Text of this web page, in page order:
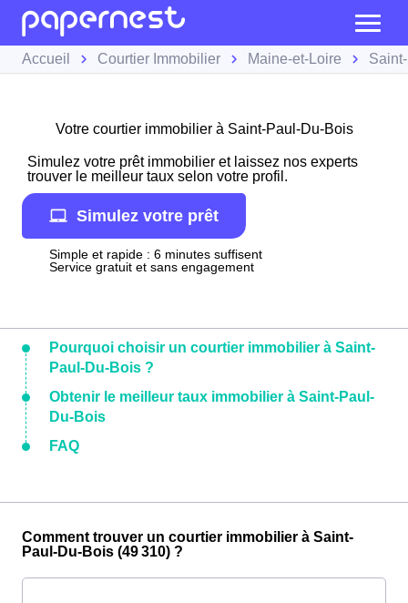
Accueil Courtier Immobilier Maine-et-Loire
Votre courtier immobilier à Saint-Paul-Du-Bois
Simulez votre prêt immobilier et laissez nos experts
trouver le meilleur taux selon votre profil.
Simulez votre prêt
Simple et rapide : 6 minutes suffisent
Service gratuit et sans engagement
Pourquoi choisir un courtier immobilier à Saint-
Paul-Du-Bois ?
Obtenir le meilleur taux immobilier à Saint-Paul-
Du-Bois
FAQ
Comment trouver un courtier immobilier à Saint-
Paul-Du-Bois (49 310) ?